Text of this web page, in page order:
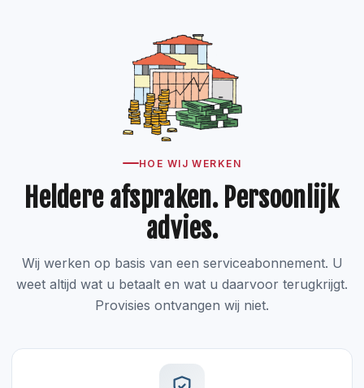
© leoadank.nl
HOE WIJ WERKEN
Heldere afspraken. Persoonlijk
advies.
Wij werken op basis van een serviceabonnement. U
weet altijd wat u betaalt en wat u daarvoor terugkrijgt.
Provisies ontvangen wij niet.